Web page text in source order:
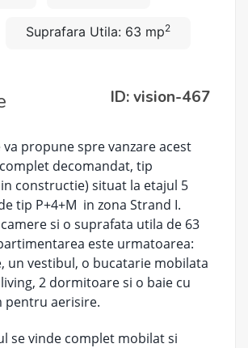
Suprafara Utila: 63 mp2
ID: vision-467
propune spre vanzare acest
decomandat, tip
constructie) situat la etajul 5
tip P+4+M in zona Strand I.
si o suprafata utila de 63
este urmatoarea:
un vestibul, o bucatarie mobilata
2 dormitoare si o baie cu
pentru aerisire.
se vinde complet mobilat si